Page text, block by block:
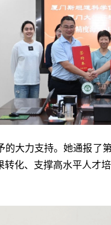
大力支持。她通报了
化、支撑高水平人才